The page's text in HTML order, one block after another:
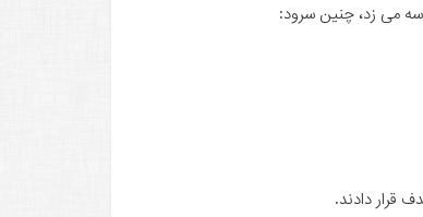
می زد، چنین سرود:
قرار دادند.